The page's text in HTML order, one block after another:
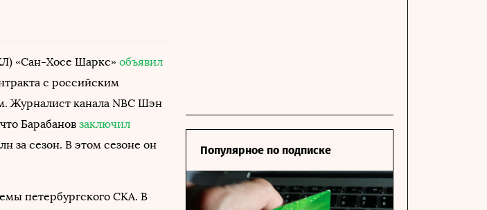
«Сан-Хосе Шаркс» объявил
с российским
Журналист канала NBC Шэн
Барабанов заключил
за сезон. В этом сезоне он
петербургского СКА. В
Популярное по подписке